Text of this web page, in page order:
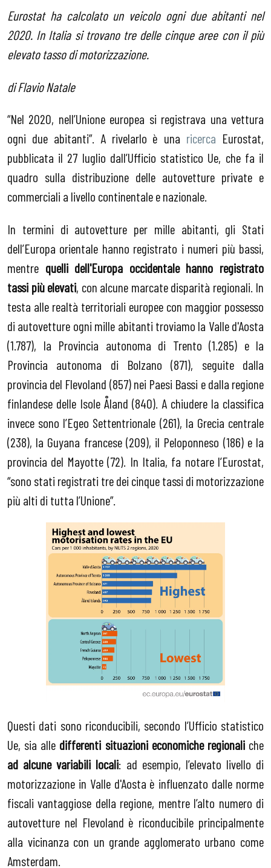
Eurostat ha calcolato un veicolo ogni due abitanti nel
2020. In Italia si trovano tre delle cinque aree con il più
elevato tasso di motorizzazione.
di Flavio Natale
“Nel 2020, nell’Unione europea si registrava una vettura
ogni due abitanti”. A rivelarlo è una ricerca Eurostat,
pubblicata il 27 luglio dall’Ufficio statistico Ue, che fa il
quadro sulla distribuzione delle autovetture private e
commerciali a livello continentale e nazionale.
In termini di autovetture per mille abitanti, gli Stati
dell’Europa orientale hanno registrato i numeri più bassi,
mentre quelli dell'Europa occidentale hanno registrato
tassi più elevati, con alcune marcate disparità regionali. In
testa alle realtà territoriali europee con maggior possesso
di autovetture ogni mille abitanti troviamo la Valle d'Aosta
(1.787), la Provincia autonoma di Trento (1.285) e la
Provincia autonoma di Bolzano (871), seguite dalla
provincia del Flevoland (857) nei Paesi Bassi e dalla regione
finlandese delle Isole Åland (840). A chiudere la classifica
invece sono l’Egeo Settentrionale (261), la Grecia centrale
(238), la Guyana francese (209), il Peloponneso (186) e la
provincia del Mayotte (72). In Italia, fa notare l’Eurostat,
“sono stati registrati tre dei cinque tassi di motorizzazione
più alti di tutta l’Unione”.
Questi dati sono riconducibili, secondo l’Ufficio statistico
Ue, sia alle differenti situazioni economiche regionaliche
ad alcune variabili locali: ad esempio, l’elevato livello di
motorizzazione in Valle d'Aosta è influenzato dalle norme
fiscali vantaggiose della regione, mentre l’alto numero di
autovetture nel Flevoland è riconducibile principalmente
alla vicinanza con un grande agglomerato urbano come
Amsterdam.